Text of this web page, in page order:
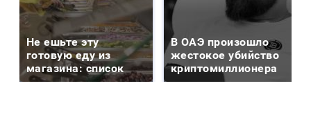
Не ешьте эту
готовую еду из
магазина: список
В ОАЭ произошло
жестокое убийство
криптомиллионера